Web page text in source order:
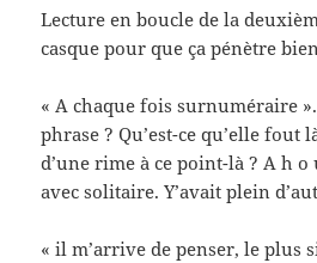
Lecture en boucle de la
casque pour que ça pénètre
« A chaque fois surnuméraire ».
phrase ? Qu’est-ce qu’elle fout
d’une rime à ce point-là ? A h
avec solitaire. Y’avait plein
« il m’arrive de penser, le plus